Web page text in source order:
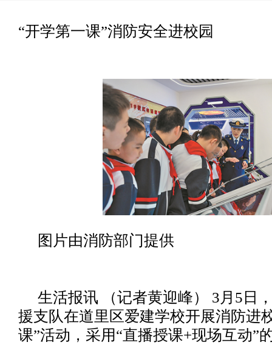
“开学第一课”消防安全进校园
图片由消防部门提供
生活报讯 （记者黄迎峰） 3月5日
援支队在道里区爱建学校开展消防进
课”活动，采用“直播授课+现场互动”